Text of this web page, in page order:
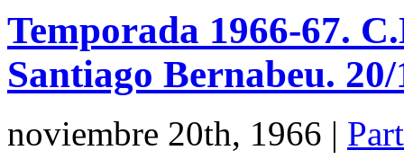
Temporada 1966-67.
Santiago Bernabeu. 20/
noviembre 20th, 1966 |